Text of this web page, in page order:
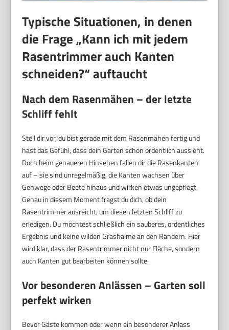
Typische Situationen, in denen
die Frage „Kann ich mit jedem
Rasentrimmer auch Kanten
schneiden?“ auftaucht
Nach dem Rasenmähen – der letzte
Schliff fehlt
Stell dir vor, du bist gerade mit dem Rasenmähen fertig und
hast das Gefühl, dass dein Garten schon ordentlich aussieht.
Doch beim genaueren Hinsehen fallen dir die Rasenkanten
auf – sie sind unregelmäßig, die Kanten wachsen über
Gehwege oder Beete hinaus und wirken etwas ungepflegt.
Genau in diesem Moment fragst du dich, ob dein
Rasentrimmer ausreicht, um diesen letzten Schliff zu
erledigen. Du möchtest schließlich ein sauberes, ordentliches
Ergebnis und keine wilden Grashalme an den Rändern. Hier
wird klar, dass der Rasentrimmer nicht nur Fläche, sondern
auch Kanten gut bearbeiten können sollte.
Vor besonderen Anlässen – Garten soll
perfekt wirken
Bevor Gäste kommen oder wenn ein besonderer Anlass